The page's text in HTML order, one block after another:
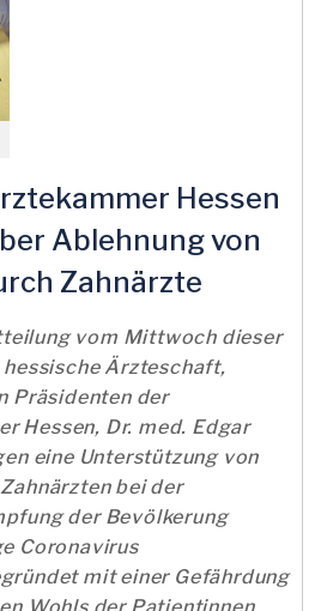
Hessen
Ablehnung von
Zahnärzte
vom Mittwoch dieser
hessische Ärzteschaft,
Präsidenten der
Hessen, Dr. med. Edgar
eine Unterstützung von
bei der
der Bevölkerung
Coronavirus
mit einer Gefährdung